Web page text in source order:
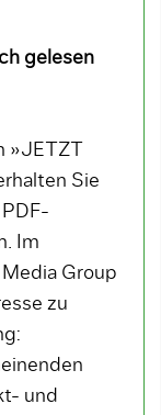
gelesen
»JETZT
Sie
Im
Group
zu
und